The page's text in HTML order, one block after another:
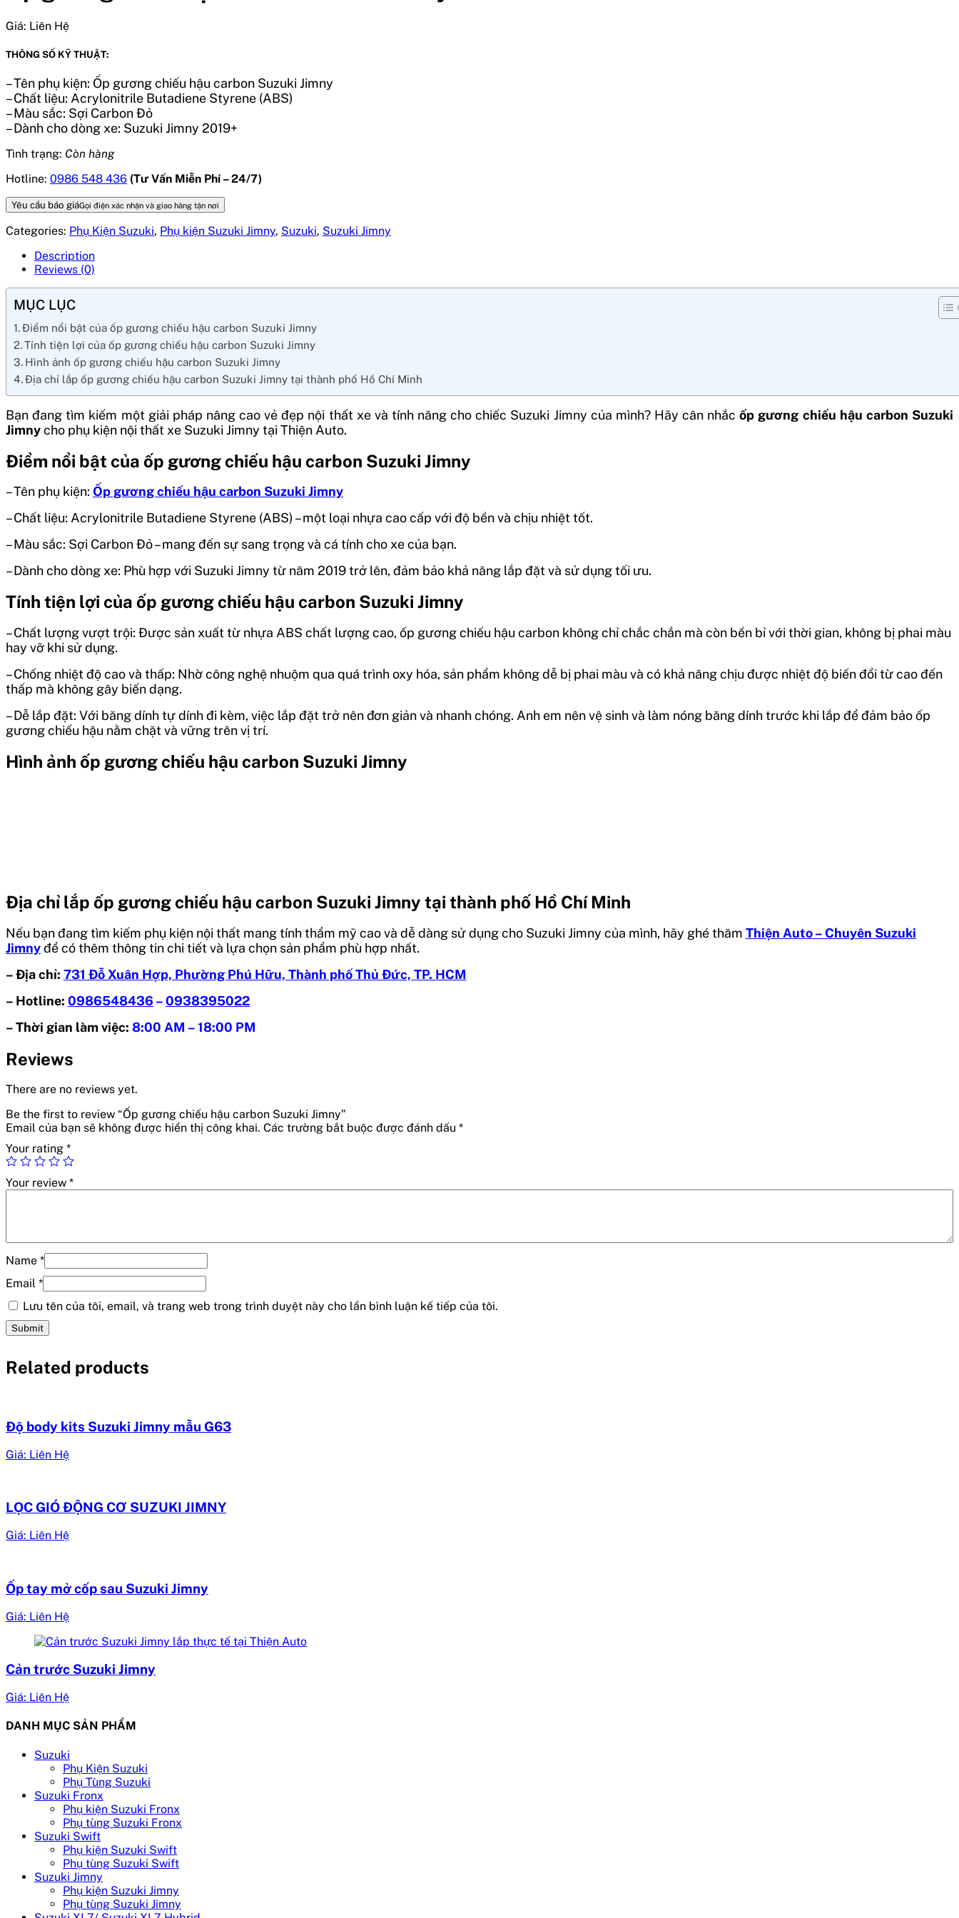
Giá: Liên Hệ
THÔNG SỐ KỸ THUẬT:
– Tên phụ kiện: Ốp gương chiếu hậu carbon Suzuki Jimny
– Chất liệu: Acrylonitrile Butadiene Styrene (ABS)
– Màu sắc: Sợi Carbon Đỏ
– Dành cho dòng xe: Suzuki Jimny 2019+
Tình trạng: Còn hàng
Hotline: 0986 548 436 (Tư Vấn Miễn Phí – 24/7)
Yêu cầu báo giáGọi điện xác nhận và giao hàng tận nơi
Categories: Phụ Kiện Suzuki, Phụ kiện Suzuki Jimny, Suzuki, Suzuki Jimny
Description
Reviews (0)
MỤC LỤC
Điểm nổi bật của ốp gương chiếu hậu carbon Suzuki Jimny
Tính tiện lợi của ốp gương chiếu hậu carbon Suzuki Jimny
Hình ảnh ốp gương chiếu hậu carbon Suzuki Jimny
Địa chỉ lắp ốp gương chiếu hậu carbon Suzuki Jimny tại thành phố Hồ Chí Minh
Bạn đang tìm kiếm một giải pháp nâng cao vẻ đẹp nội thất xe và tính năng cho chiếc Suzuki Jimny của mình? Hãy cân nhắcốp gương chiếu hậu carbon Suzuki
Jimnycho phụ kiện nội thất xe Suzuki Jimny tại Thiện Auto.
Điểm nổi bật của ốp gương chiếu hậu carbon Suzuki Jimny
– Tên phụ kiện: Ốp gương chiếu hậu carbon Suzuki Jimny
– Chất liệu: Acrylonitrile Butadiene Styrene (ABS) – một loại nhựa cao cấp với độ bền và chịu nhiệt tốt.
– Màu sắc: Sợi Carbon Đỏ – mang đến sự sang trọng và cá tính cho xe của bạn.
– Dành cho dòng xe: Phù hợp với Suzuki Jimny từ năm 2019 trở lên, đảm bảo khả năng lắp đặt và sử dụng tối ưu.
Tính tiện lợi của ốp gương chiếu hậu carbon Suzuki Jimny
– Chất lượng vượt trội: Được sản xuất từ nhựa ABS chất lượng cao, ốp gương chiếu hậu carbon không chỉ chắc chắn mà còn bền bỉ với thời gian, không bị phai màu
hay vỡ khi sử dụng.
– Chống nhiệt độ cao và thấp: Nhờ công nghệ nhuộm qua quá trình oxy hóa, sản phẩm không dễ bị phai màu và có khả năng chịu được nhiệt độ biến đổi từ cao đến
thấp mà không gây biến dạng.
– Dễ lắp đặt: Với băng dính tự dính đi kèm, việc lắp đặt trở nên đơn giản và nhanh chóng. Anh em nên vệ sinh và làm nóng băng dính trước khi lắp để đảm bảo ốp
gương chiếu hậu nằm chặt và vững trên vị trí.
Hình ảnh ốp gương chiếu hậu carbon Suzuki Jimny
Địa chỉ lắp ốp gương chiếu hậu carbon Suzuki Jimny tại thành phố Hồ Chí Minh
Nếu bạn đang tìm kiếm phụ kiện nội thất mang tính thẩm mỹ cao và dễ dàng sử dụng cho Suzuki Jimny của mình, hãy ghé thăm Thiện Auto – Chuyên Suzuki
Jimnyđể có thêm thông tin chi tiết và lựa chọn sản phẩm phù hợp nhất.
– Địa chỉ: 731 Đỗ Xuân Hợp, Phường Phú Hữu, Thành phố Thủ Đức, TP. HCM
– Hotline: 0986548436 –0938395022
– Thời gian làm việc: 8:00 AM – 18:00 PM
Reviews
There are no reviews yet.
Be the first to review “Ốp gương chiếu hậu carbon Suzuki Jimny”
Email của bạn sẽ không được hiển thị công khai. Các trường bắt buộc được đánh dấu *
Your rating *
Your review *
Name *
Email *
Lưu tên của tôi, email, và trang web trong trình duyệt này cho lần bình luận kế tiếp của tôi.
Related products
Độ body kits Suzuki Jimny mẫu G63
Giá: Liên Hệ
LỌC GIÓ ĐỘNG CƠ SUZUKI JIMNY
Giá: Liên Hệ
Ốp tay mở cốp sau Suzuki Jimny
Giá: Liên Hệ
Cản trước Suzuki Jimny
Giá: Liên Hệ
DANH MỤC SẢN PHẨM
Suzuki
Phụ Kiện Suzuki
Phụ Tùng Suzuki
Suzuki Fronx
Phụ kiện Suzuki Fronx
Phụ tùng Suzuki Fronx
Suzuki Swift
Phụ kiện Suzuki Swift
Phụ tùng Suzuki Swift
Suzuki Jimny
Phụ kiện Suzuki Jimny
Phụ tùng Suzuki Jimny